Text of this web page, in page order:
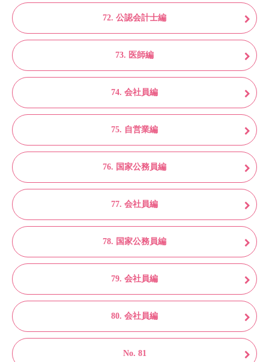
72. 公認会計士編
73. 医師編
74. 会社員編
75. 自営業編
76. 国家公務員編
77. 会社員編
78. 国家公務員編
79. 会社員編
80. 会社員編
No. 81